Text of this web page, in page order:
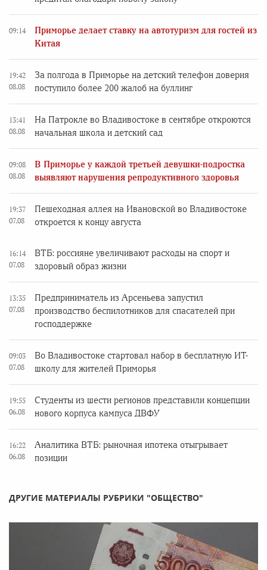
09:14
Приморье делает ставку на автотуризм для гостей из
Китая
19:42
08.08
За полгода в Приморье на детский телефон доверия
поступило более 200 жалоб на буллинг
13:41
08.08
На Патрокле во Владивостоке в сентябре откроются
начальная школа и детский сад
09:08
08.08
В Приморье у каждой третьей девушки-подростка
выявляют нарушения репродуктивного здоровья
19:37
07.08
Пешеходная аллея на Ивановской во Владивостоке
откроется к концу августа
16:14
07.08
ВТБ: россияне увеличивают расходы на спорт и
здоровый образ жизни
13:35
07.08
Предприниматель из Арсеньева запустил
производство беспилотников для спасателей при
господдержке
09:03
07.08
Во Владивостоке стартовал набор в бесплатную ИТ-
школу для жителей Приморья
19:55
06.08
Студенты из шести регионов представили концепции
нового корпуса кампуса ДВФУ
16:22
06.08
Аналитика ВТБ: рыночная ипотека отыгрывает
позиции
ДРУГИЕ МАТЕРИАЛЫ РУБРИКИ "ОБЩЕСТВО"